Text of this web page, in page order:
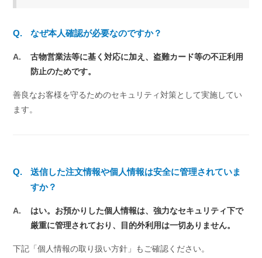
Q. なぜ本人確認が必要なのですか？
A.
古物営業法等に基く対応に加え、盗難カード等の不正利用
防止のためです。
善良なお客様を守るためのセキュリティ対策として実施してい
ます。
Q.
送信した注文情報や個人情報は安全に管理されていま
すか？
A.
はい。お預かりした個人情報は、強力なセキュリティ下で
厳重に管理されており、目的外利用は一切ありません。
下記「個人情報の取り扱い方針」もご確認ください。